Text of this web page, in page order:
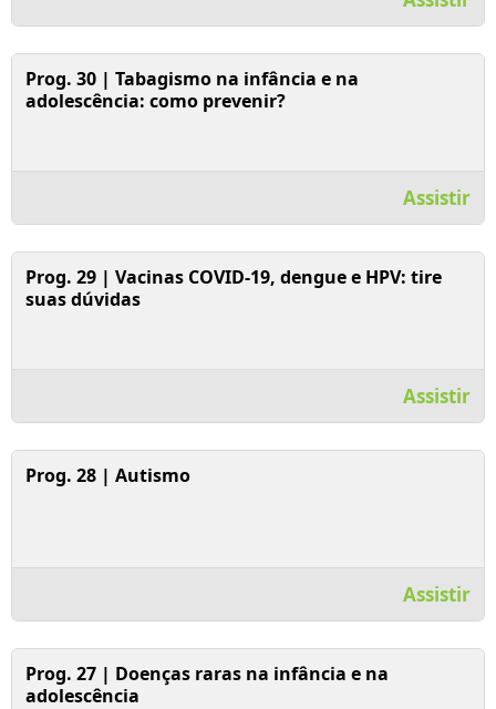
Prog. 30 | Tabagismo na infância e na
adolescência: como prevenir?
Assistir
Prog. 29 | Vacinas COVID-19, dengue e HPV: tire
suas dúvidas
Assistir
Prog. 28 | Autismo
Assistir
Prog. 27 | Doenças raras na infância e na
adolescência